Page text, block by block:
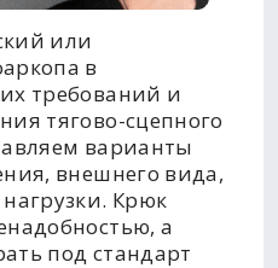
или
в
требований и
тягово-сцепного
варианты
внешнего вида,
Крюк
а
под стандарт